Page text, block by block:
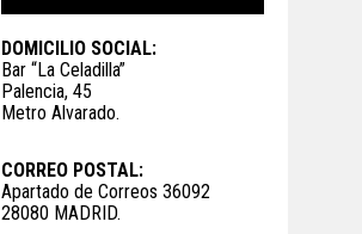
DOMICILIO SOCIAL:
Bar “La Celadilla”
Palencia, 45
Metro Alvarado.
CORREO POSTAL:
Apartado de Correos 36092
28080 MADRID.